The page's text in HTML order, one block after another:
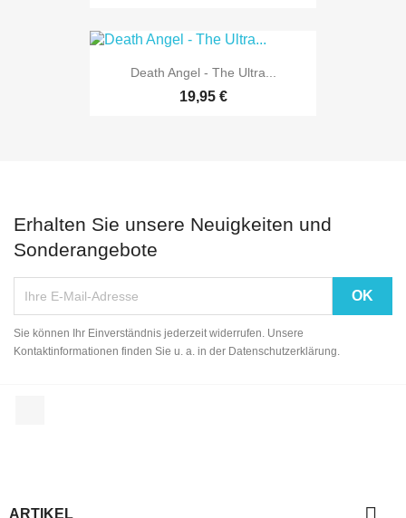
Death Angel - The Ultra...
19,95 €
Erhalten Sie unsere Neuigkeiten und
Sonderangebote
Sie können Ihr Einverständnis jederzeit widerrufen. Unsere
Kontaktinformationen finden Sie u. a. in der Datenschutzerklärung.
ARTIKEL